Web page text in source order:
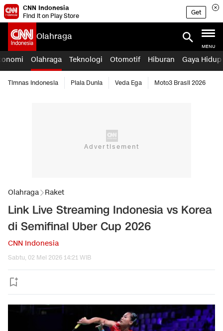
CNN Indonesia
Find it on Play Store
Get
Olahraga
MENU
Olahraga Teknologi Otomotif Hiburan Gaya Hidup
Timnas Indonesia Piala Dunia Veda Ega Moto3 Brasil 2026
Olahraga Raket
Link Live Streaming Indonesia vs Korea
di Semifinal Uber Cup 2026
CNN Indonesia
Sabtu, 02 Mei 2026 14:21 WIB